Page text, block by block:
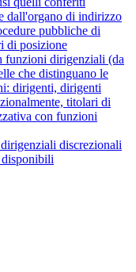
dall'organo di indirizzo
pubbliche di
di posizione
funzioni dirigenziali (da
che distinguano le
dirigenti, dirigenti
titolari di
con funzioni
discrezionali